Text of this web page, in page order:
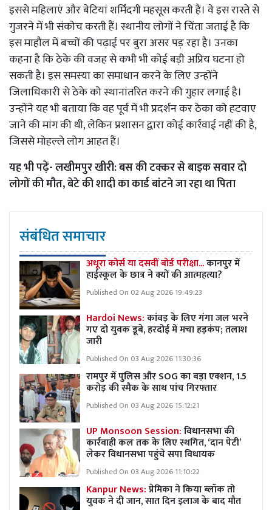
इससे महिलाएं और बेटियां शर्मिंदगी महसूस करती हैं। वे इस रास्ते से
गुजरने में भी संकोच करती हैं। स्थानीय लोगों ने चिंता जताई है कि
इस माहौल में बच्चों की पढ़ाई पर बुरा असर पड़ रहा है। उनका
कहना है कि ठेके की वजह से कभी भी कोई बड़ी अप्रिय घटना हो
सकती है। इस समस्या का समाधान करने के लिए उन्होंने
जिलाधिकारी से ठेके को स्थानांतरित करने की गुहार लगाई है।
उन्होंने यह भी बताया कि वह पूर्व में भी प्रदर्शन कर ठेका को हटवाए
जाने की मांग की थी, लेकिन प्रशासन द्वारा कोई कार्रवाई नहीं की है,
जिससे मोहल्ले लोग आहत हैं।
यह भी पढ़ें-लखीमपुर खीरी: बस की टक्कर से बाइक सवार दो
लोगों की मौत, बेटे की शादी का कार्ड बांटने जा रहा था पिता
संबंधित समाचार
अधूरा कोर्स या दसवीं बोर्ड परीक्षा...कानपुर में
हाईस्कूल के छात्र ने क्यों की आत्महत्या?
Published On 02 Aug 2026 19:49:23
Hardoi News:कांवड़ के लिए गंगा जल भरने
गए दो युवक डूबे, हरदोई में मचा हड़कंप; तलाश
जारी
Published On 03 Aug 2026 11:30:36
रामपुर में पुलिस और SOG का बड़ा एक्शन, 1.5
करोड़ की स्मैक के साथ पांच गिरफ्तार
Published On 03 Aug 2026 15:12:21
UP Monsoon Session:विधानसभा की
कार्रवाही कल तक के लिए स्थगित, ‘दान पेटी’
लेकर विधानसभा पहुंचे सपा विधायक
Published On 03 Aug 2026 11:10:22
Kanpur News:प्रेमिका ने किया ब्लॉक तो
युवक ने दी जान, सात दिन इलाज के बाद मौत